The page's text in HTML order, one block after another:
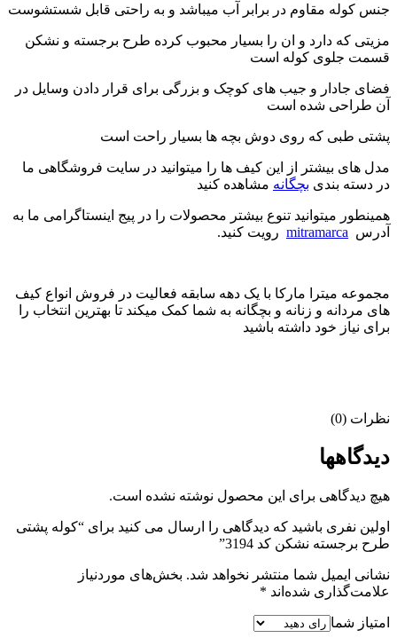
جنس کوله مقاوم در برابر آب میباشد و به راحتی قابل شستشوست
مزیتی که دارد و ان را بسیار محبوب کرده طرح برجسته و نشکن
قسمت جلوی کوله است
فضای جادار و جیب های کوچک و بزرگی برای قرار دادن وسایل در
آن طراحی شده است
پشتی طبی که روی دوش بچه ها بسیار راحت است
مدل های بیشتر از این کیف ها را میتوانید در سایت فروشگاهی ما
در دسته بندی بچگانه مشاهده کنید
همینطور میتوانید تنوع بیشتر محصولات را در پیج اینستاگرامی ما به
آدرس mitramarca رویت کنید.
مجموعه میترا مارکا با یک دهه سابقه فعالیت در فروش انواع کیف
های مردانه و زنانه و بچگانه به شما کمک میکند تا بهترین انتخاب را
برای نیاز خود داشته باشید
نظرات (0)
دیدگاهها
هیچ دیدگاهی برای این محصول نوشته نشده است.
اولین نفری باشید که دیدگاهی را ارسال می کنید برای “کوله پشتی
طرح برجسته نشکن کد 3194”
نشانی ایمیل شما منتشر نخواهد شد. بخش‌های موردنیاز
علامت‌گذاری شده‌اند *
امتیاز شما